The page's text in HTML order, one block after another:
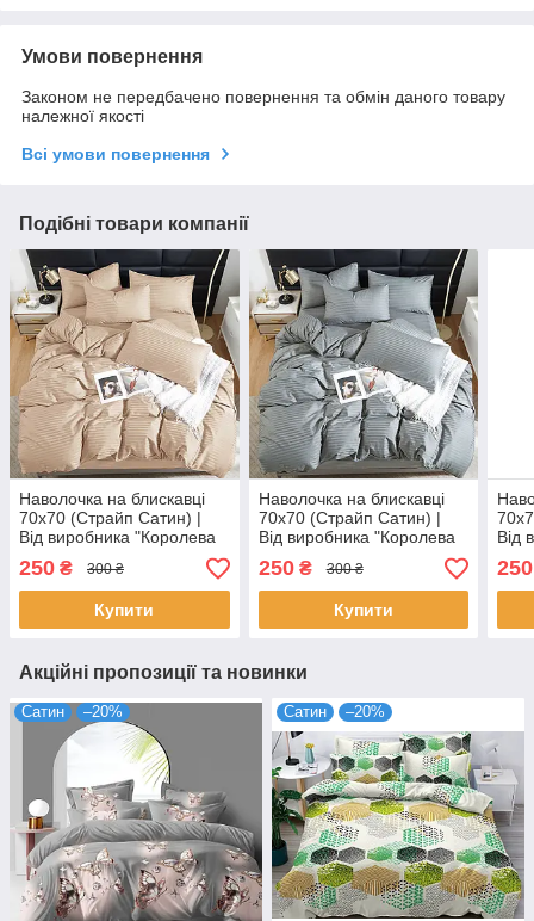
Умови повернення
Законом не передбачено повернення та обмін даного товару
належної якості
Всі умови повернення
Подібні товари компанії
Наволочка на блискавці
70х70 (Страйп Сатин) |
Від виробника "Королева
Ночі" | Бежевий страйп
сатин
250 ₴ 300 ₴
Купити
Наволочка на блискавці
70х70 (Страйп Сатин) |
Від виробника "Королева
Ночі" | Сірий страйп сатин
250₴ 300 ₴
Купити
Від
250
Акційні пропозиції та новинки
Сатин –20% Сатин –20%